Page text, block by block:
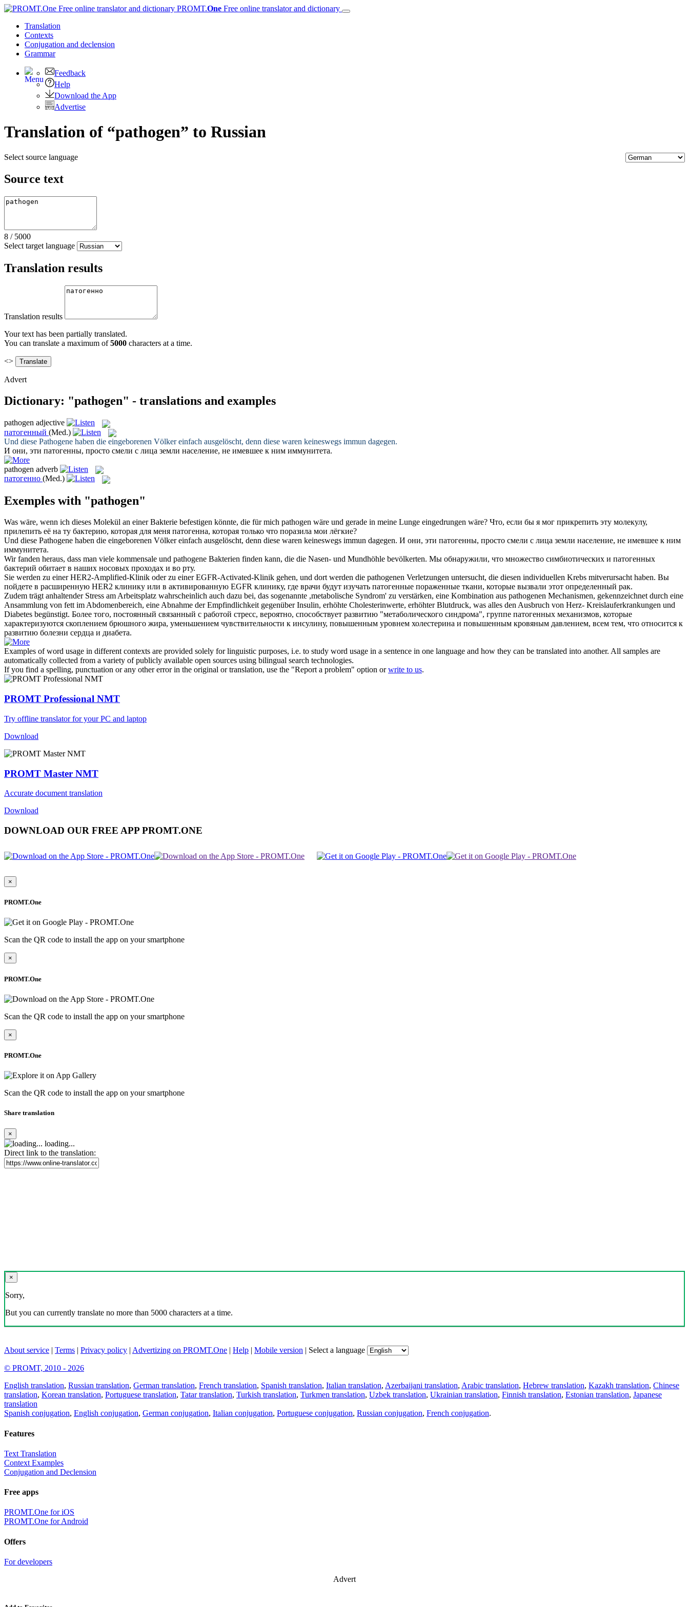
PROMT.One Free online translator and dictionary
Translation
Contexts
Conjugation and declension
Grammar
Feedback
Help
Download the App
Advertise
Translation of “pathogen” to Russian
Select source language
Source text
8 / 5000
Select target language
Translation results
Translation results
Your text has been partially translated.
You can translate a maximum of5000 characters at a time.
<>
Advert
Dictionary: "pathogen" - translations and examples
pathogen adjective
патогенный (Med.)
Und diese Pathogene haben die eingeborenen Völker einfach ausgelöscht, denn diese waren keineswegs immun dagegen.
И они, эти патогенны, просто смели с лица земли население, не имевшее к ним иммунитета.
pathogen adverb
патогенно (Med.)
Exemples with "pathogen"
Was wäre, wenn ich dieses Molekül an einer Bakterie befestigen könnte, die für mich pathogen wäre und gerade in meine Lunge eingedrungen wäre? Что, если бы я мог прикрепить эту молекулу,
прилепить её на ту бактерию, которая для меня патогенна, которая только что поразила мои лёгкие?
Und diese Pathogene haben die eingeborenen Völker einfach ausgelöscht, denn diese waren keineswegs immun dagegen. И они, эти патогенны, просто смели с лица земли население, не имевшее к ним
иммунитета.
Wir fanden heraus, dass man viele kommensale und pathogene Bakterien finden kann, die die Nasen- und Mundhöhle bevölkerten. Мы обнаружили, что множество симбиотических и патогенных
бактерий обитает в наших носовых проходах и во рту.
Sie werden zu einer HER2-Amplified-Klinik oder zu einer EGFR-Activated-Klinik gehen, und dort werden die pathogenen Verletzungen untersucht, die diesen individuellen Krebs mitverursacht haben. Вы
пойдете в расширенную HER2 клинику или в активированную EGFR клинику, где врачи будут изучать патогенные пораженные ткани, которые вызвали этот определенный рак.
Zudem trägt anhaltender Stress am Arbeitsplatz wahrscheinlich auch dazu bei, das sogenannte ,metabolische Syndrom' zu verstärken, eine Kombination aus pathogenen Mechanismen, gekennzeichnet durch eine
Ansammlung von fett im Abdomenbereich, eine Abnahme der Empfindlichkeit gegenüber Insulin, erhöhte Cholesterinwerte, erhöhter Blutdruck, was alles den Ausbruch von Herz- Kreislauferkrankungen und
Diabetes begünstigt. Более того, постоянный связанный с работой стресс, вероятно, способствует развитию "метаболического синдрома", группе патогенных механизмов, которые
характеризуются скоплением брюшного жира, уменьшением чувствительности к инсулину, повышенным уровнем холестерина и повышенным кровяным давлением, всем тем, что относится к
развитию болезни сердца и диабета.
Examples of word usage in different contexts are provided solely for linguistic purposes, i.e. to study word usage in a sentence in one language and how they can be translated into another. All samples are
automatically collected from a variety of publicly available open sources using bilingual search technologies.
If you find a spelling, punctuation or any other error in the original or translation, use the "Report a problem" option orwrite to us.
PROMT Professional NMT
Try offline translator for your PC and laptop
Download
PROMT Master NMT
Accurate document translation
Download
DOWNLOAD OUR FREE APP PROMT.ONE
×
PROMT.One
Scan the QR code to install the app on your smartphone
×
PROMT.One
Scan the QR code to install the app on your smartphone
×
PROMT.One
Scan the QR code to install the app on your smartphone
Share translation
×
loading...
Direct link to the translation:
×
Sorry,
But you can currently translate no more than 5000 characters at a time.
About service | Terms | Privacy policy | Advertizing on PROMT.One | Help | Mobile version | Select a language
© PROMT, 2010 - 2026
English translation, Russian translation, German translation, French translation, Spanish translation, Italian translation, Azerbaijani translation, Arabic translation, Hebrew translation, Kazakh translation, Chinese
translation, Korean translation, Portuguese translation, Tatar translation, Turkish translation, Turkmen translation, Uzbek translation, Ukrainian translation, Finnish translation, Estonian translation, Japanese
translation
Spanish conjugation, English conjugation, German conjugation, Italian conjugation, Portuguese conjugation, Russian conjugation, French conjugation.
Features
Text Translation
Context Examples
Conjugation and Declension
Free apps
PROMT.One for iOS
PROMT.One for Android
Offers
For developers
Advert